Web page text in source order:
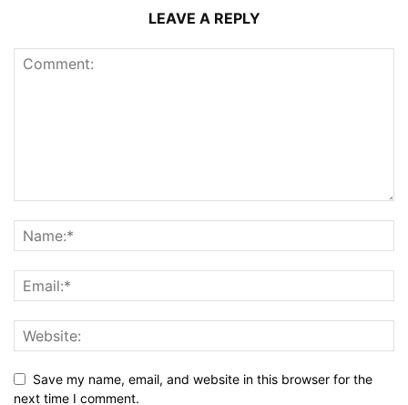
LEAVE A REPLY
Save my name, email, and website in this browser for the
next time I comment.